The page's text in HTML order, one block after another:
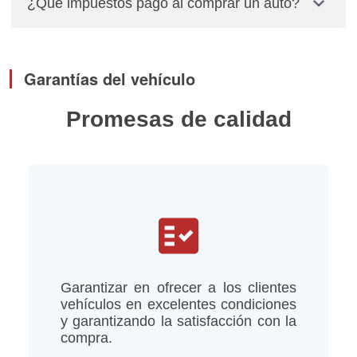
relacionados con placas, cambios de propietarios
¿Qué impuestos pago al comprar un auto?
tomando en cuenta el año del modelo del vehículo
Garantías del vehículo
Promesas de calidad
fact_check
Garantizar en ofrecer a los clientes
vehículos en excelentes condiciones
y garantizando la satisfacción con la
compra.